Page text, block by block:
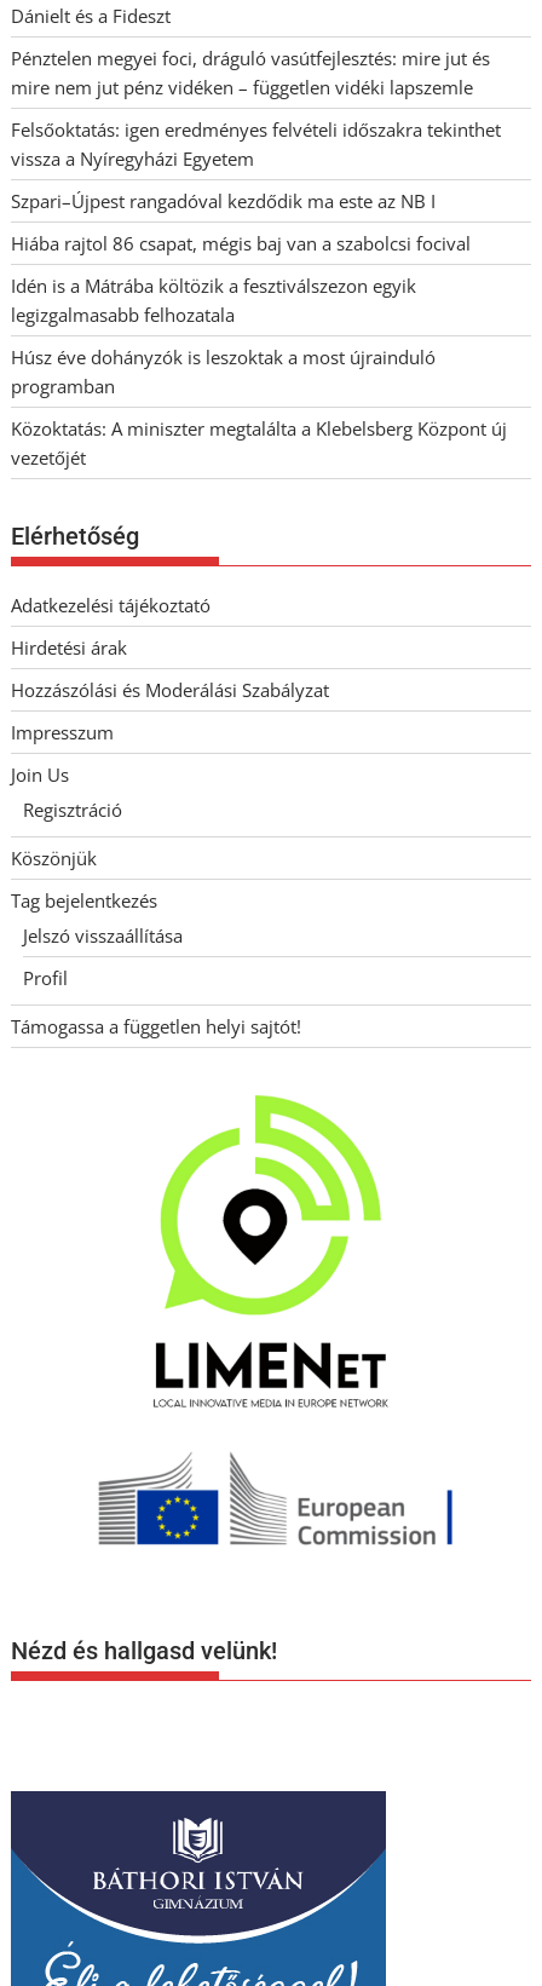
Dánielt és a Fideszt
Pénztelen megyei foci, dráguló vasútfejlesztés: mire jut és
mire nem jut pénz vidéken – független vidéki lapszemle
Felsőoktatás: igen eredményes felvételi időszakra tekinthet
vissza a Nyíregyházi Egyetem
Szpari–Újpest rangadóval kezdődik ma este az NB I
Hiába rajtol 86 csapat, mégis baj van a szabolcsi focival
Idén is a Mátrába költözik a fesztiválszezon egyik
legizgalmasabb felhozatala
Húsz éve dohányzók is leszoktak a most újrainduló
programban
Közoktatás: A miniszter megtalálta a Klebelsberg Központ új
vezetőjét
Elérhetőség
Adatkezelési tájékoztató
Hirdetési árak
Hozzászólási és Moderálási Szabályzat
Impresszum
Join Us
Regisztráció
Köszönjük
Tag bejelentkezés
Jelszó visszaállítása
Profil
Támogassa a független helyi sajtót!
Nézd és hallgasd velünk!